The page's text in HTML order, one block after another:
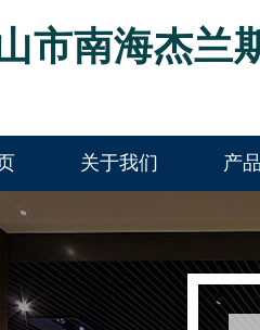
市南海杰兰
关于我们 产